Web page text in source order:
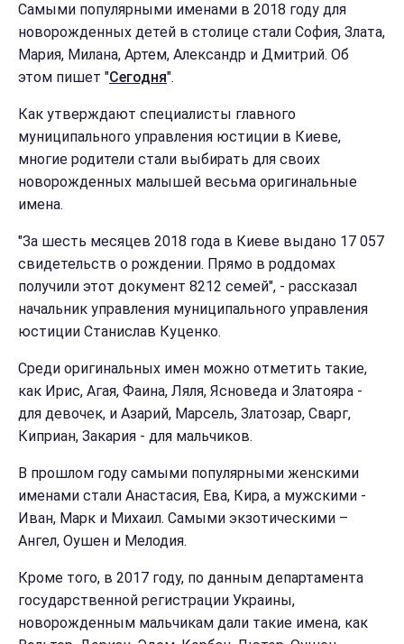
Самыми популярными именами в 2018 году для
новорожденных детей в столице стали София, Злата,
Мария, Милана, Артем, Александр и Дмитрий. Об
этом пишет "Сегодня".
Как утверждают специалисты главного
муниципального управления юстиции в Киеве,
многие родители стали выбирать для своих
новорожденных малышей весьма оригинальные
имена.
"За шесть месяцев 2018 года в Киеве выдано 17 057
свидетельств о рождении. Прямо в роддомах
получили этот документ 8212 семей", - рассказал
начальник управления муниципального управления
юстиции Станислав Куценко.
Среди оригинальных имен можно отметить такие,
как Ирис, Агая, Фаина, Ляля, Ясноведа и Златояра -
для девочек, и Азарий, Марсель, Златозар, Сварг,
Киприан, Закария - для мальчиков.
В прошлом году самыми популярными женскими
именами стали Анастасия, Ева, Кира, а мужскими -
Иван, Марк и Михаил. Самыми экзотическими –
Ангел, Оушен и Мелодия.
Кроме того, в 2017 году, по данным департамента
государственной регистрации Украины,
новорожденным мальчикам дали такие имена, как